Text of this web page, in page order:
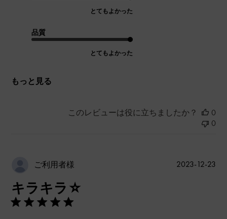
とてもよかった
品質
とてもよかった
もっと見る
このレビューは役に立ちましたか？
0
0
ご利用者様
キラキラ☆
公
2023-12-23